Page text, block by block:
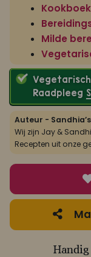
Milde
Raadpleeg
Auteur -
Wij zijn Jay &
Recepten uit onze